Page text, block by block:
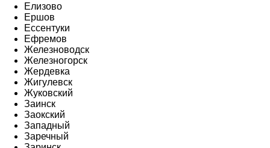
Елизово
Ершов
Ессентуки
Ефремов
Железноводск
Железногорск
Жердевка
Жигулевск
Жуковский
Заинск
Заокский
Западный
Заречный